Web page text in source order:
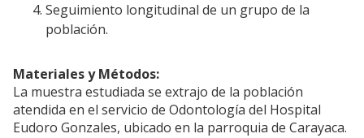
Seguimiento longitudinal de un grupo de la
población.
Materiales y Métodos:
La muestra estudiada se extrajo de la población
atendida en el servicio de Odontología del Hospital
Eudoro Gonzales, ubicado en la parroquia de Carayaca.